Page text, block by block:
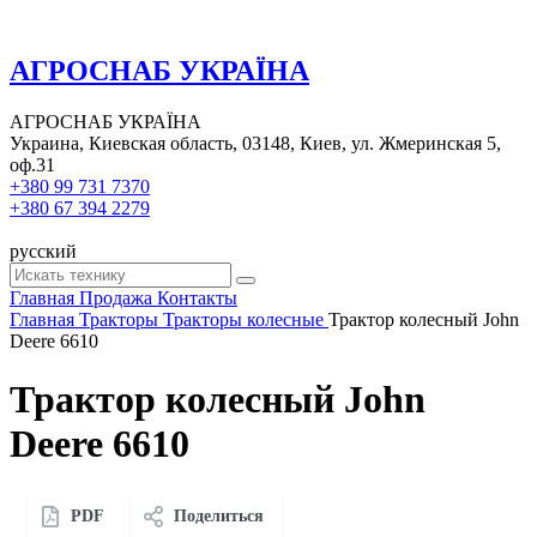
АГРОСНАБ УКРАЇНА
АГРОСНАБ УКРАЇНА
Украина, Киевская область, 03148, Киев, ул. Жмеринская 5,
оф.31
+380 99 731 7370
+380 67 394 2279
русский
Главная Продажа Контакты
Главная Тракторы Тракторы колесные Трактор колесный John
Deere 6610
Трактор колесный John
Deere 6610
PDF Поделиться